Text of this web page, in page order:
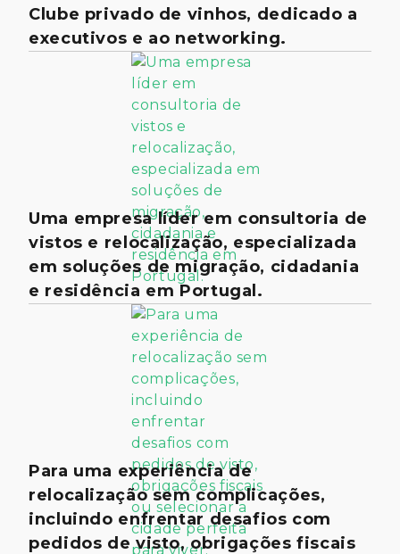
Clube privado de vinhos, dedicado a
executivos e ao networking.
Uma empresa líder em consultoria de
vistos e relocalização, especializada
em soluções de migração, cidadania
e residência em Portugal.
Para uma experiência de
relocalização sem complicações,
incluindo enfrentar desafios com
pedidos de visto, obrigações fiscais